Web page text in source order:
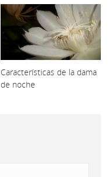
Características de la dama
de noche